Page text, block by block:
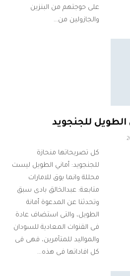
على حوجتهم من البنزين
والجازولين من…
الطويل للجنجويد
كل تصريحاتها منحازة
للجنجويد: أماني الطويل ليست
محللة وانما بوق للامارات
متابعة: عبدالخالق بادى سبق
وتحدثنا عن المدعوة أمانة
الطويل، والتى استضاف عادة
فى القنوات المعادية للسودان
والمواليد للمتآمرين، فهى فى
كل افاداتها فى هذه…